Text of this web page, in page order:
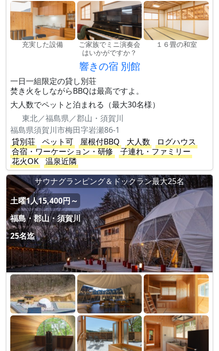
充実した設備
ご家族でミニ演奏会
はいかがですか？
１６畳の和室
響きの宿 別館
一日一組限定の貸し別荘
焚き火をしながらBBQは最高ですよ。
大人数でペットと泊まれる（最大30名様）
東北／福島県／郡山・須賀川
福島県須賀川市梅田字岩瀬86-1
貸別荘
ペット可 屋根付BBQ 大人数
ログハウス
合宿・ワーケーション・研修
子連れ・ファミリー
花火OK
温泉近隣
サウナグランピング＆ドックラン最大25名
土曜1人15,400円～
福島・郡山・須賀川
25名迄